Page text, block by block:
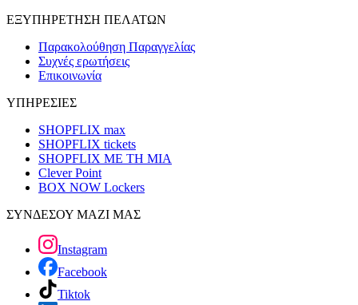
ΕΞΥΠΗΡΕΤΗΣΗ ΠΕΛΑΤΩΝ
Παρακολούθηση Παραγγελίας
Συχνές ερωτήσεις
Επικοινωνία
ΥΠΗΡΕΣΙΕΣ
SHOPFLIX max
SHOPFLIX tickets
SHOPFLIX ΜΕ ΤΗ ΜΙΑ
Clever Point
BOX NOW Lockers
ΣΥΝΔΕΣΟΥ ΜΑΖΙ ΜΑΣ
Instagram
Facebook
Tiktok